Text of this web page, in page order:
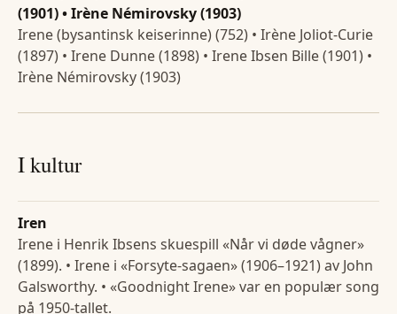
(1901) • Irène Némirovsky (1903)
Irene (bysantinsk keiserinne) (752) • Irène Joliot-Curie
(1897) • Irene Dunne (1898) • Irene Ibsen Bille (1901) •
Irène Némirovsky (1903)
I kultur
Iren
Irene i Henrik Ibsens skuespill «Når vi døde vågner»
(1899). • Irene i «Forsyte-sagaen» (1906–1921) av John
Galsworthy. • «Goodnight Irene» var en populær song
på 1950-tallet.